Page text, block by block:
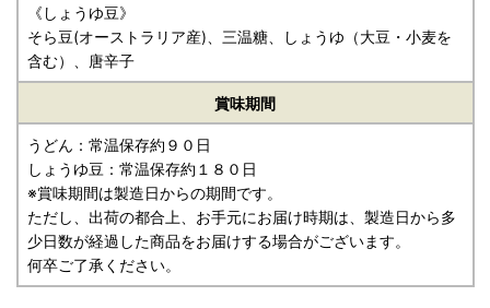
《しょうゆ豆》
そら豆(オーストラリア産)、三温糖、しょうゆ（大豆・小麦を
含む）、唐辛子
賞味期間
うどん：常温保存約９０日
しょうゆ豆：常温保存約１８０日
※賞味期間は製造日からの期間です。
ただし、出荷の都合上、お手元にお届け時期は、製造日から多
少日数が経過した商品をお届けする場合がございます。
何卒ご了承ください。